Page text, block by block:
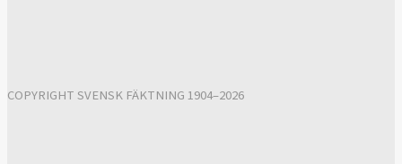
COPYRIGHT SVENSK FÄKTNING 1904–2026